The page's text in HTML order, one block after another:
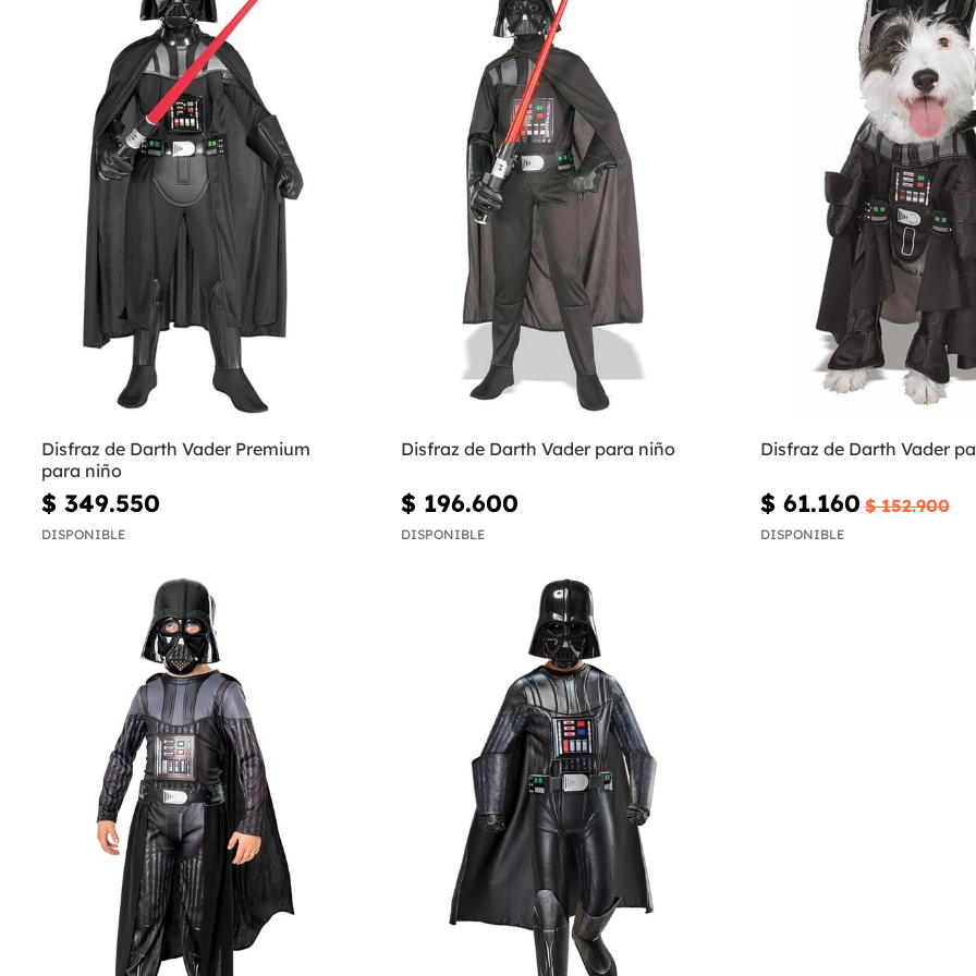
Disfraz de Darth Vader Premium
para niño
$ 349.550
DISPONIBLE
Disfraz de Darth Vader para niño
$ 196.600
DISPONIBLE
Disfraz de Darth Vader
$ 61.160 $ 152.900
DISPONIBLE